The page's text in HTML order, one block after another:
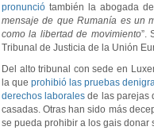
pronunció también la abogada
mensaje de que Rumanía es un
como la libertad de movimiento”.
Tribunal de Justicia de la Unión
Del alto tribunal con sede en
la queprohibió las pruebas
derechos laborales de las parejas
casadas. Otras han sido más
se pueda prohibir a los gais donar